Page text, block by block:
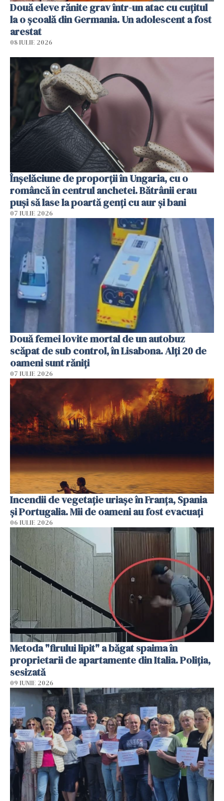
Două eleve rănite grav într-un atac cu cuțitul
la o școală din Germania. Un adolescent a fost
arestat
08 IULIE 2026
Înșelăciune de proporții în Ungaria, cu o
româncă în centrul anchetei. Bătrânii erau
puși să lase la poartă genți cu aur și bani
07 IULIE 2026
Două femei lovite mortal de un autobuz
scăpat de sub control, în Lisabona. Alți 20 de
oameni sunt răniți
07 IULIE 2026
Incendii de vegetație uriașe în Franța, Spania
și Portugalia. Mii de oameni au fost evacuați
06 IULIE 2026
Metoda "firului lipit" a băgat spaima în
proprietarii de apartamente din Italia. Poliția,
sesizată
09 IUNIE 2026